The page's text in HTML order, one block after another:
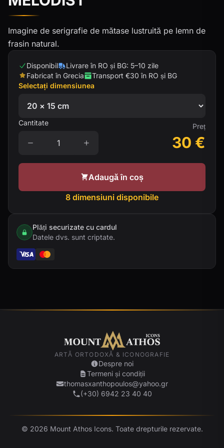
Imagine de serigrafie de mătase lustruită pe lemn de
frasin natural.
Disponibil
Livrare în RO și BG: 5–10 zile
Fabricat în Grecia
Transport €30 în RO și BG
Selectați dimensiunea
Cantitate Preț
30 €
Adaugă în coș
8 dimensiuni disponibile
Plăți securizate cu cardul
Datele dvs. sunt criptate.
ARTĂ ORTODOXĂ & ICONOGRAFIE
Despre noi
Termeni și condiții
thomasxanthopoulos@yahoo.gr
(+30) 6942 23 40 40
© 2026 Mount Athos Icons. Toate drepturile rezervate.